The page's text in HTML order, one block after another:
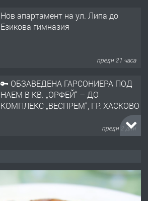
Нов апартамент на ул. Липа до
Езикова гимназия
преди 21 часа
🔑 ОБЗАВЕДЕНА ГАРСОНИЕРА ПОД
НАЕМ В КВ. „ОРФЕЙ“ – ДО
КОМПЛЕКС „ВЕСПРЕМ“, ГР. ХАСКОВО
преди 2 дни
АПАРТАМЕНТ В ЦЕНТЪРА НА ГР.
ХАСКОВО
преди 3 дни